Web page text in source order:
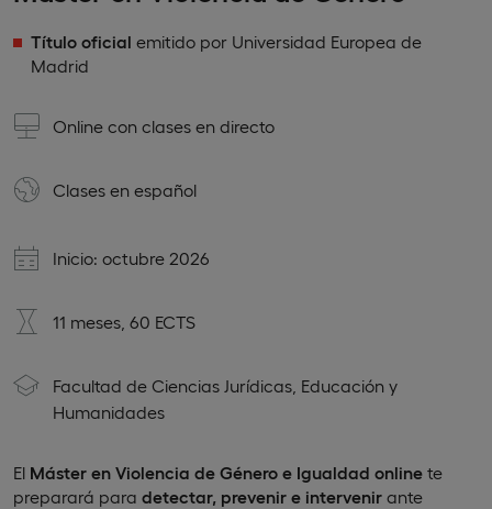
Título oficial emitido por Universidad Europea de
Madrid
Online con clases en directo
Clases en español
Inicio: octubre 2026
11 meses, 60 ECTS
Facultad de Ciencias Jurídicas, Educación y
Humanidades
El Máster en Violencia de Género e Igualdad online te
preparará para detectar, prevenir e intervenir ante